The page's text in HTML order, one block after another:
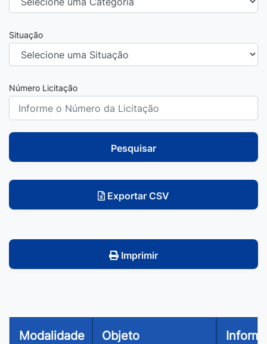
Situação
Número Licitação
Pesquisar
Exportar CSV
Imprimir
Modalidade Objeto